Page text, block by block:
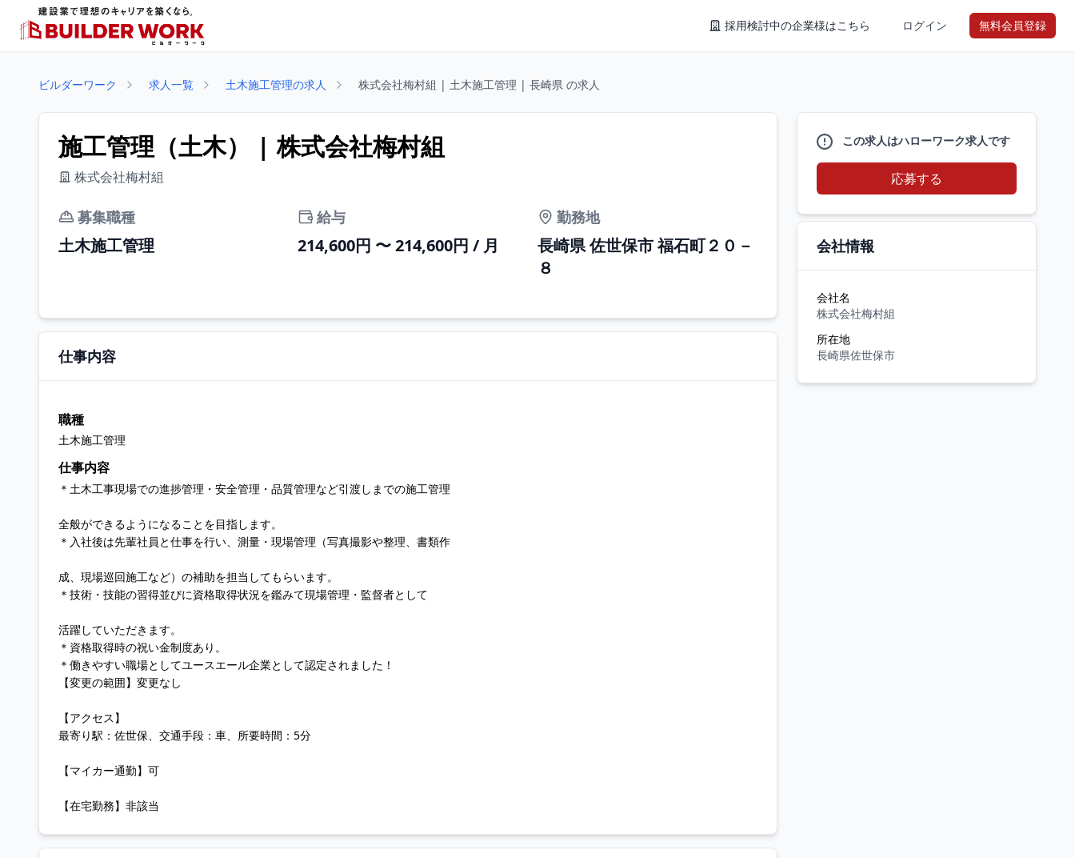
採用検討中の企業様はこちら ログイン 無料会員登録
ビルダーワーク 求人一覧 土木施工管理の求人 株式会社梅村組 | 土木施工管理 | 長崎県 の求人
施工管理（土木） | 株式会社梅村組
株式会社梅村組
募集職種
土木施工管理
給与
214,600円 〜 214,600円 / 月
勤務地
長崎県 佐世保市 福石町２０－
８
仕事内容
職種
土木施工管理
仕事内容
＊土木工事現場での進捗管理・安全管理・品質管理など引渡しまでの施工管理
全般ができるようになることを目指します。
＊入社後は先輩社員と仕事を行い、測量・現場管理（写真撮影や整理、書類作
成、現場巡回施工など）の補助を担当してもらいます。
＊技術・技能の習得並びに資格取得状況を鑑みて現場管理・監督者として
活躍していただきます。
＊資格取得時の祝い金制度あり。
＊働きやすい職場としてユースエール企業として認定されました！
【変更の範囲】変更なし
【アクセス】
最寄り駅：佐世保、交通手段：車、所要時間：5分
【マイカー通勤】可
【在宅勤務】非該当
この求人はハローワーク求人です
応募する
会社情報
会社名
株式会社梅村組
所在地
長崎県佐世保市